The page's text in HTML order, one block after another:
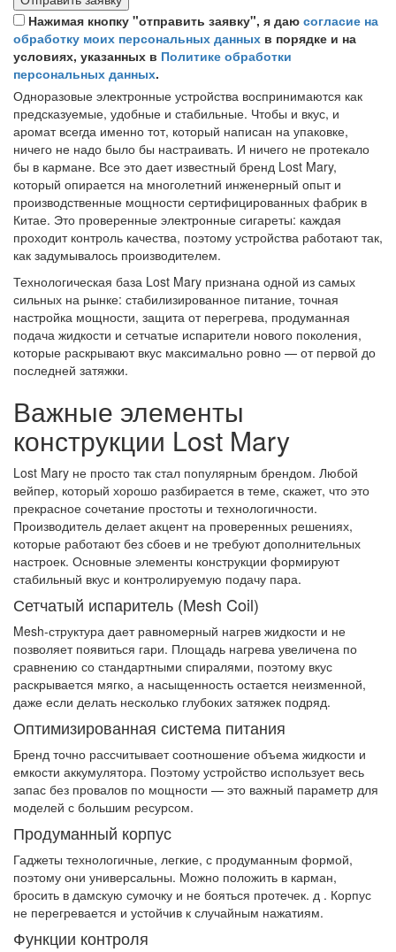
Нажимая кнопку "отправить заявку", я даю согласие на
обработку моих персональных данных в порядке и на
условиях, указанных в Политике обработки
персональных данных.
Одноразовые электронные устройства воспринимаются как
предсказуемые, удобные и стабильные. Чтобы и вкус, и
аромат всегда именно тот, который написан на упаковке,
ничего не надо было бы настраивать. И ничего не протекало
бы в кармане. Все это дает известный бренд Lost Mary,
который опирается на многолетний инженерный опыт и
производственные мощности сертифицированных фабрик в
Китае. Это проверенные электронные сигареты: каждая
проходит контроль качества, поэтому устройства работают так,
как задумывалось производителем.
Технологическая база Lost Mary признана одной из самых
сильных на рынке: стабилизированное питание, точная
настройка мощности, защита от перегрева, продуманная
подача жидкости и сетчатые испарители нового поколения,
которые раскрывают вкус максимально ровно — от первой до
последней затяжки.
Важные элементы
конструкции Lost Mary
Lost Mary не просто так стал популярным брендом. Любой
вейпер, который хорошо разбирается в теме, скажет, что это
прекрасное сочетание простоты и технологичности.
Производитель делает акцент на проверенных решениях,
которые работают без сбоев и не требуют дополнительных
настроек. Основные элементы конструкции формируют
стабильный вкус и контролируемую подачу пара.
Сетчатый испаритель (Mesh Coil)
Mesh-структура дает равномерный нагрев жидкости и не
позволяет появиться гари. Площадь нагрева увеличена по
сравнению со стандартными спиралями, поэтому вкус
раскрывается мягко, а насыщенность остается неизменной,
даже если делать несколько глубоких затяжек подряд.
Оптимизированная система питания
Бренд точно рассчитывает соотношение объема жидкости и
емкости аккумулятора. Поэтому устройство использует весь
запас без провалов по мощности — это важный параметр для
моделей с большим ресурсом.
Продуманный корпус
Гаджеты технологичные, легкие, с продуманным формой,
поэтому они универсальны. Можно положить в карман,
бросить в дамскую сумочку и не бояться протечек. д . Корпус
не перегревается и устойчив к случайным нажатиям.
Функции контроля